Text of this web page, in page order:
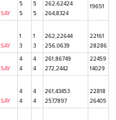
SAY
5
5
5
5
262,62424
264,8324
19651
SAY
1
3
1
3
262,22644
256,0639
22161
28286
SAY
4
4
4
4
261,86749
272,2442
22459
14029
SAY
4
4
4
4
261,43453
257,7897
22818
26405